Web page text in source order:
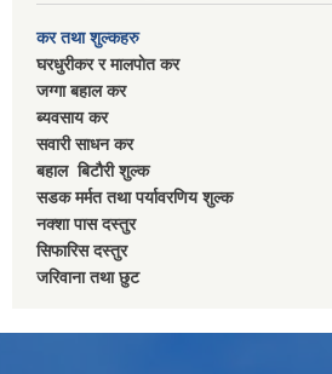
कर तथा शुल्कहरु
घरधुरीकर र मालपाेत कर
जग्गा बहाल कर
ब्यवसाय कर
सवारी साधन कर
बहाल बिटाैरी शुल्क
सडक मर्मत तथा पर्यावरणिय शुल्क
नक्शा पास दस्तुर
सिफारिस दस्तुर
जरिवाना तथा छुट